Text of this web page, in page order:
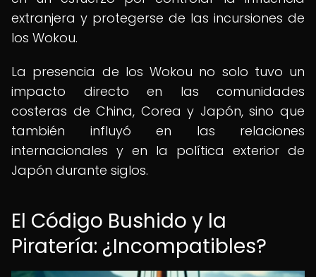
extranjera y protegerse de las incursiones de
los Wokou.
La presencia de los Wokou no solo tuvo un
impacto directo en las comunidades
costeras de China, Corea y Japón, sino que
también influyó en las relaciones
internacionales y en la política exterior de
Japón durante siglos.
El Código Bushido y la
Piratería: ¿Incompatibles?